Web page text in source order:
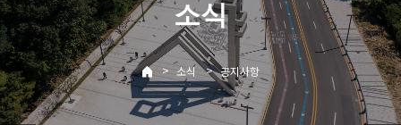
소식
> 소식 > 공지사항